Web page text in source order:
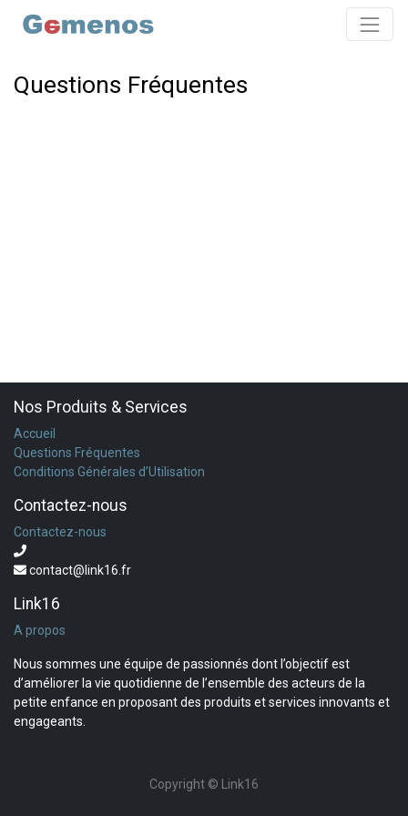
Questions Fréquentes
Nos Produits & Services
Accueil
Questions Fréquentes
Conditions Générales d’Utilisation
Contactez-nous
Contactez-nous
contact@link16.fr
Link16
A propos
Nous sommes une équipe de passionnés dont l’objectif est
d’améliorer la vie quotidienne de l’ensemble des acteurs de la
petite enfance en proposant des produits et services innovants et
engageants.
Copyright © Link16